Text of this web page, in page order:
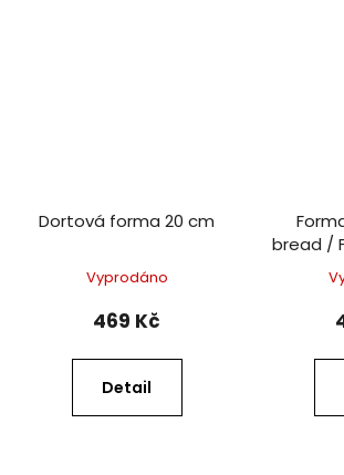
Dortová forma 20 cm
Vyprodáno
469 Kč
Detail
bread /